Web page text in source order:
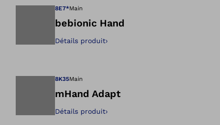
8E7*Main
bebionic Hand
Détails produit›
8K35Main
mHand Adapt
Détails produit›